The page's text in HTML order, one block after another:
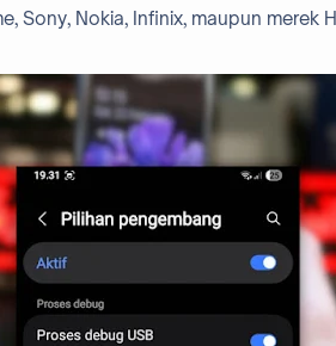
Sony, Nokia, Infinix, maupun merek